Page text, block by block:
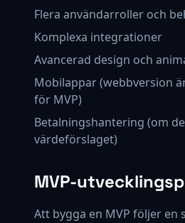
Flera användarroller och
Komplexa integrationer
Avancerad design och
Mobilappar (webbversion
för MVP)
Betalningshantering (om
värdeförslaget)
MVP-
Att bygga en MVP följer en